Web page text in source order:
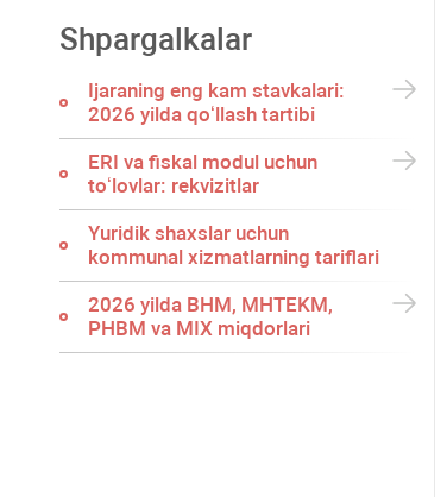
Shpargalkalar
Ijaraning eng kam stavkalari:
2026 yilda qoʻllash tartibi
ERI va fiskal modul uchun
toʻlovlar: rekvizitlar
Yuridik shaхslar uchun
kommunal хizmatlarning tariflari
2026 yilda BHM, MHTEKM,
PHBM va MIX miqdorlari